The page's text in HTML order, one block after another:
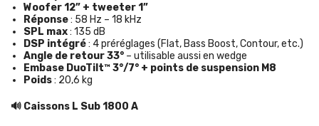
Woofer 12” + tweeter 1”
Réponse: 58 Hz – 18 kHz
SPL max: 135 dB
DSP intégré: 4 préréglages (Flat, Bass Boost, Contour, etc.)
Angle de retour 33° – utilisable aussi en wedge
Embase DuoTilt™ 3°/7° + points de suspension M8
Poids: 20,6 kg
🔊 Caissons L Sub 1800 A